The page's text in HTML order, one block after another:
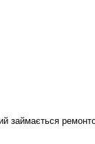
займається